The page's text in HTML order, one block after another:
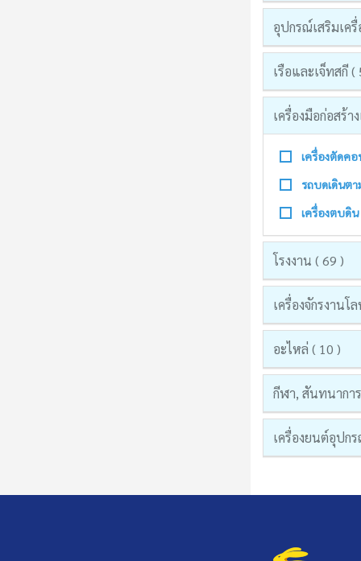
อุปกรณ์เสริมเค
เรือและเจ็ทสกี (
เครื่องมือก่อสร้
เครื่องตัดค
รถบดเดินตา
เครื่องตบดิ
โรงงาน ( 69 )
เครื่องจักรงานโ
อะไหล่ ( 10 )
กีฬา, สันทนากา
เครื่องยนต์อุปก